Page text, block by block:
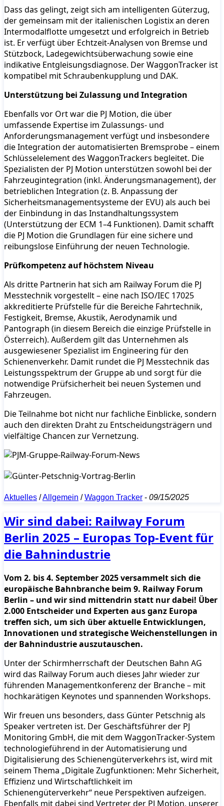
Dass das gelingt, zeigt sich am intelligenten Güterzug,
der gemeinsam mit der italienischen Logistix an deren
Intermodalflotte umgesetzt und erfolgreich in Betrieb
ist. Er verfügt über Echtzeit-Analysen von Bremse und
Stützbock, Ladegewichtsüberwachung sowie eine
indikative Entgleisungsdiagnose. Der WaggonTracker ist
kompatibel mit Schraubenkupplung und DAK.
Unterstützung bei Zulassung und Integration
Ebenfalls vor Ort war die PJ Motion, die über
umfassende Expertise im Zulassungs- und
Anforderungsmanagement verfügt und insbesondere
die Integration der automatisierten Bremsprobe – einem
Schlüsselelement des WaggonTrackers begleitet. Die
Spezialisten der PJ Motion unterstützen sowohl bei der
Fahrzeugintegration (inkl. Änderungsmanagement), der
betrieblichen Integration (z. B. Anpassung der
Sicherheitsmanagementsysteme der EVU) als auch bei
der Einbindung in das Instandhaltungssystem
(Unterstützung der ECM 1–4 Funktionen). Damit schafft
die PJ Motion die Grundlagen für eine sichere und
reibungslose Einführung der neuen Technologie.
Prüfkompetenz auf höchstem Niveau
Als dritte Partnerin hat sich am Railway Forum die PJ
Messtechnik vorgestellt – eine nach ISO/IEC 17025
akkreditierte Prüfstelle für die Bereiche Fahrtechnik,
Festigkeit, Bremse, Akustik, Aerodynamik und
Pantograph (in diesem Bereich die einzige Prüfstelle in
Österreich). Außerdem gilt das Unternehmen als
ausgewiesener Spezialist im Engineering für den
Schienenverkehr. Damit rundet die PJ Messtechnik das
Leistungsspektrum der Gruppe ab und sorgt für die
notwendige Prüfsicherheit bei neuen Systemen und
Fahrzeugen.
Die Teilnahme bot nicht nur fachliche Einblicke, sondern
auch den direkten Draht zu Entscheidungsträgern und
vielfältige Chancen zur Vernetzung.
Aktuelles /Allgemein /Waggon Tracker - 09/15/2025
Wir sind dabei: Railway Forum
Berlin 2025 – Europas Top-Event für
die Bahnindustrie
Vom 2. bis 4. September 2025 versammelt sich die
europäische Bahnbranche beim 9. Railway Forum
Berlin – und wir sind mittendrin statt nur dabei! Über
2.000 Entscheider und Experten aus ganz Europa
treffen sich, um sich über aktuelle Entwicklungen,
Innovationen und strategische Weichenstellungen in
der Bahnindustrie auszutauschen.
Unter der Schirmherrschaft der Deutschen Bahn AG
wird das Railway Forum auch dieses Jahr wieder zur
führenden Managementkonferenz der Branche – mit
hochkarätigen Keynotes und spannenden Workshops.
Wir freuen uns besonders, dass Günter Petschnig als
Speaker vertreten ist. Der Geschäftsführer der PJ
Monitoring GmbH, die mit dem WaggonTracker-System
technologieführend in der Automatisierung und
Digitalisierung des Schienengüterverkehrs ist, wird mit
seinem Thema „Digitale Zugfunktionen: Mehr Sicherheit,
Effizienz und Wirtschaftlichkeit im
Schienengüterverkehr“ neue Perspektiven aufzeigen.
Ebenfalls mit dabei sind Vertreter der PJ Motion, unserer